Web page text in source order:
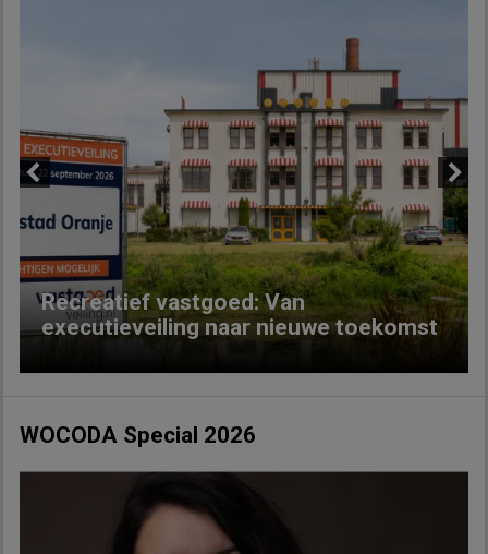
Recreatief vastgoed: Van
executieveiling naar nieuwe toekomst
Next
WOCODA Special 2026